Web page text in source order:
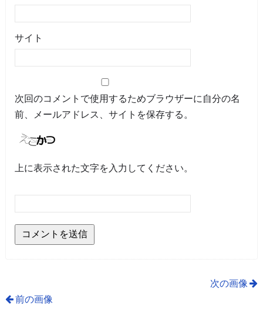
サイト
次回のコメントで使用するためブラウザーに自分の名
前、メールアドレス、サイトを保存する。
上に表示された文字を入力してください。
次の画像
前の画像